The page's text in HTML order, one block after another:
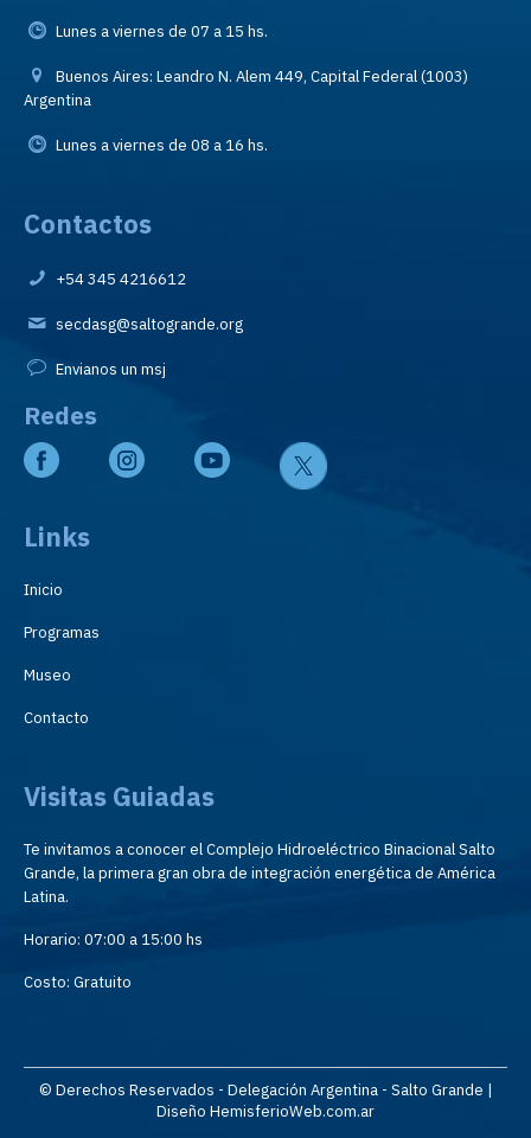
Lunes a viernes de 07 a 15 hs.
Buenos Aires: Leandro N. Alem 449, Capital Federal (1003)
Argentina
Lunes a viernes de 08 a 16 hs.
Contactos
+54 345 4216612
secdasg@saltogrande.org
Envianos un msj
Redes
Links
Inicio
Programas
Museo
Contacto
Visitas Guiadas
Te invitamos a conocer el Complejo Hidroeléctrico Binacional Salto
Grande, la primera gran obra de integración energética de América
Latina.
Horario: 07:00 a 15:00 hs
Costo: Gratuito
© Derechos Reservados - Delegación Argentina - Salto Grande |
Diseño HemisferioWeb.com.ar